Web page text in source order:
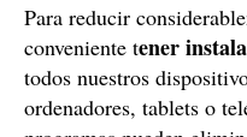
Para reducir
conveniente tener
todos nuestros
ordenadores, tablets o